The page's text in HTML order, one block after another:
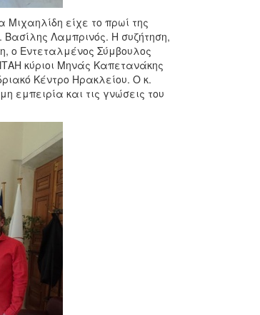
Μιχαηλίδη είχε το πρωί της
Λαμπρινός. Η συζήτηση,
ο Εντεταλμένος Σύμβουλος
κύριοι Μηνάς Καπετανάκης
Κέντρο Ηρακλείου. Ο κ.
εμπειρία και τις γνώσεις του